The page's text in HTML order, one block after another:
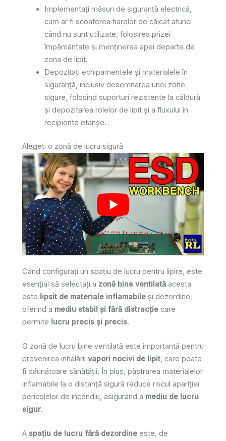
Implementați măsuri de siguranță electrică,
cum ar fi scoaterea fiarelor de călcat atunci
când nu sunt utilizate, folosirea prizei
împământate și menținerea apei departe de
zona de lipit.
Depozitați echipamentele și materialele în
siguranță, inclusiv desemnarea unei zone
sigure, folosind suporturi rezistente la căldură
și depozitarea rolelor de lipit și a fluxului în
recipiente etanșe.
Alegeți o zonă de lucru sigură
Când configurați un spațiu de lucru pentru lipire, este
esențial să selectați a zonă bine ventilată acesta
este lipsit de materiale inflamabile și dezordine,
oferind a mediu stabil și fără distracție care
permite lucru precis și precis.
O zonă de lucru bine ventilată este importantă pentru
prevenirea inhalării vapori nocivi de lipit, care poate
fi dăunătoare sănătății. În plus, păstrarea materialelor
inflamabile la o distanță sigură reduce riscul apariției
pericolelor de incendiu, asigurând a mediu de lucru
sigur.
A spațiu de lucru fără dezordine este, de